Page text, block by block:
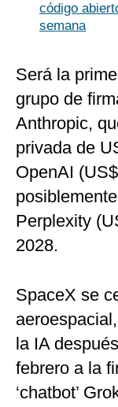
código
semana
Será la
grupo de
Anthropic,
privada de
OpenAI
Perplexity
2028.
SpaceX se
la IA
febrero a la
‘chatbot’